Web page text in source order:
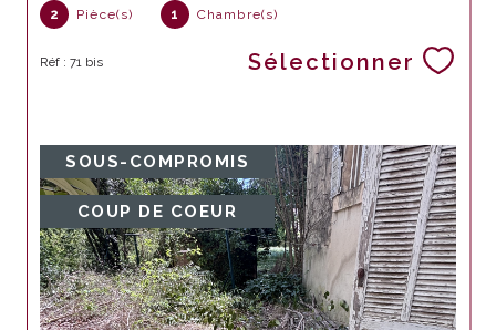
2 Pièce(s) 1 Chambre(s)
Réf : 71 bis Sélectionner
SOUS-COMPROMIS
COUP DE COEUR